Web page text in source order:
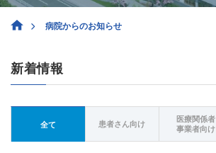
病院からのお知らせ
新着情報
全て 患者さん向け
医療関係者
事業者向け